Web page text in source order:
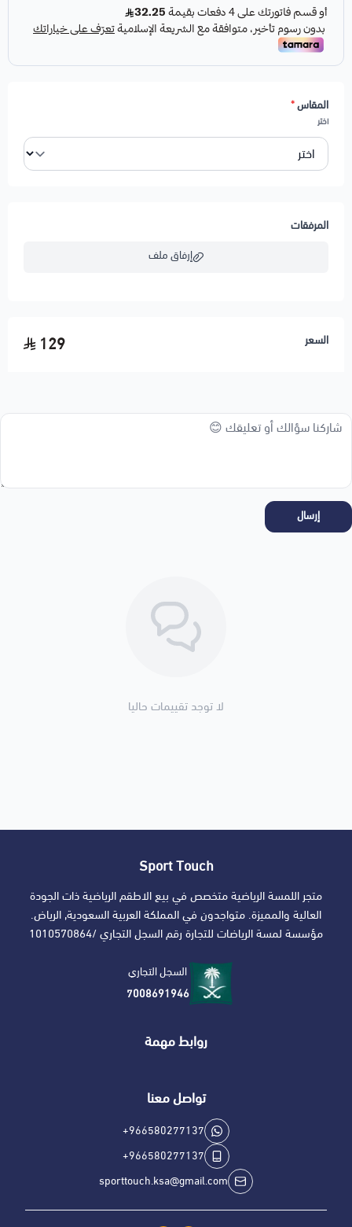
لاختيار خدمة الطباعةاضغط هنا
لاختيار خدمة اضافة شعاراضغط هنا
المقاس*
اختر
المرفقات
إرفاق ملف
السعر 129
إرسال
لا توجد تقييمات حاليا
Sport Touch
متجر اللمسة الرياضية متخصص في بيع الاطقم الرياضية ذات الجودة
العالية والمميزة. متواجدون في المملكة العربية السعودية, الرياض.
مؤسسة لمسة الرياضات للتجارة رقم السجل التجاري /1010570864
السجل التجاري
7008691946
روابط مهمة
تواصل معنا
+966580277137
+966580277137
sporttouch.ksa@gmail.com